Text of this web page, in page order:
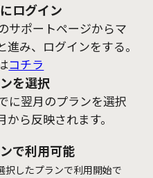
ログイン
サポートページからマ
進み、ログインをする。
コチラ
を選択
に翌月のプランを選択
から反映されます。
で利用可能
択したプランで利用開始で